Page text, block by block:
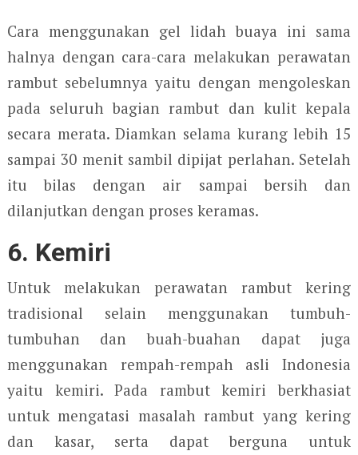
Cara menggunakan gel lidah buaya ini sama
halnya dengan cara-cara melakukan perawatan
rambut sebelumnya yaitu dengan mengoleskan
pada seluruh bagian rambut dan kulit kepala
secara merata. Diamkan selama kurang lebih 15
sampai 30 menit sambil dipijat perlahan. Setelah
itu bilas dengan air sampai bersih dan
dilanjutkan dengan proses keramas.
6. Kemiri
Untuk melakukan perawatan rambut kering
tradisional selain menggunakan tumbuh-
tumbuhan dan buah-buahan dapat juga
menggunakan rempah-rempah asli Indonesia
yaitu kemiri. Pada rambut kemiri berkhasiat
untuk mengatasi masalah rambut yang kering
dan kasar, serta dapat berguna untuk